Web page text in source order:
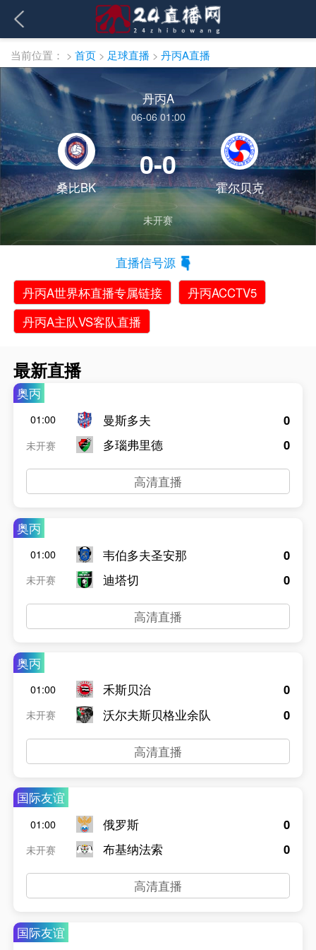
当前位置： > 首页 > 足球直播 > 丹丙A直播
丹丙A
06-06 01:00
桑比BK
0-0
霍尔贝克
未开赛
直播信号源
丹丙A世界杯直播专属链接
丹丙ACCTV5
丹丙A主队VS客队直播
最新直播
奥丙
01:00
未开赛
曼斯多夫
多瑙弗里德
0
0
高清直播
奥丙
01:00
未开赛
韦伯多夫圣安那
迪塔切
0
0
高清直播
奥丙
01:00
未开赛
禾斯贝治
沃尔夫斯贝格业余队
0
0
高清直播
国际友谊
01:00
未开赛
俄罗斯
布基纳法索
0
0
高清直播
国际友谊